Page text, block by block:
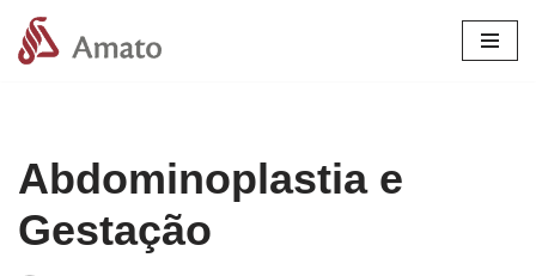
Pular
Abdominoplastia e
Gestação